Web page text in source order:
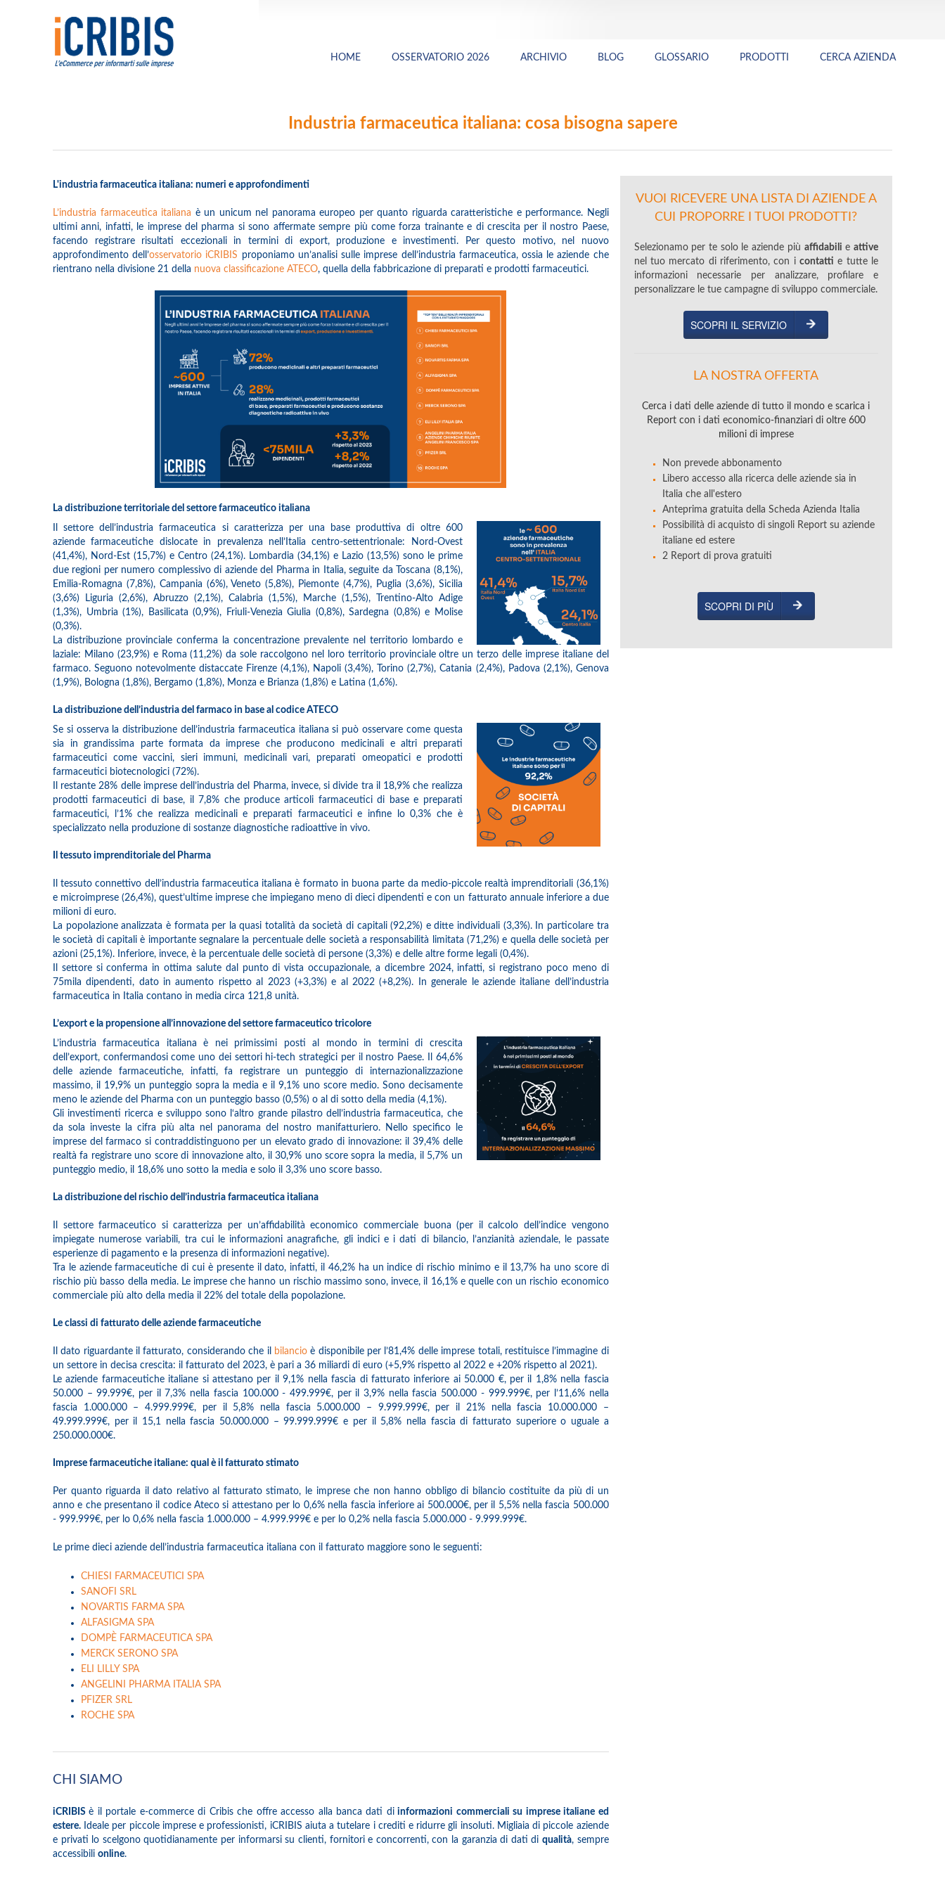
HOME OSSERVATORIO 2026 ARCHIVIO BLOG GLOSSARIO PRODOTTI CERCA AZIENDA
Industria farmaceutica italiana: cosa bisogna sapere
L'industria farmaceutica italiana: numeri e approfondimenti
L’industria farmaceutica italiana è un unicum nel panorama europeo per quanto riguarda caratteristiche e performance. Negli
ultimi anni, infatti, le imprese del pharma si sono affermate sempre più come forza trainante e di crescita per il nostro Paese,
facendo registrare risultati eccezionali in termini di export, produzione e investimenti. Per questo motivo, nel nuovo
approfondimento dell’osservatorio iCRIBIS proponiamo un’analisi sulle imprese dell’industria farmaceutica, ossia le aziende che
rientrano nella divisione 21 della nuova classificazione ATECO, quella della fabbricazione di preparati e prodotti farmaceutici.
La distribuzione territoriale del settore farmaceutico italiana
Il settore dell’industria farmaceutica si caratterizza per una base produttiva di oltre 600
aziende farmaceutiche dislocate in prevalenza nell’Italia centro-settentrionale: Nord-Ovest
(41,4%), Nord-Est (15,7%) e Centro (24,1%). Lombardia (34,1%) e Lazio (13,5%) sono le prime
due regioni per numero complessivo di aziende del Pharma in Italia, seguite da Toscana (8,1%),
Emilia-Romagna (7,8%), Campania (6%), Veneto (5,8%), Piemonte (4,7%), Puglia (3,6%), Sicilia
(3,6%) Liguria (2,6%), Abruzzo (2,1%), Calabria (1,5%), Marche (1,5%), Trentino-Alto Adige
(1,3%), Umbria (1%), Basilicata (0,9%), Friuli-Venezia Giulia (0,8%), Sardegna (0,8%) e Molise
(0,3%).
La distribuzione provinciale conferma la concentrazione prevalente nel territorio lombardo e
laziale: Milano (23,9%) e Roma (11,2%) da sole raccolgono nel loro territorio provinciale oltre un terzo delle imprese italiane del
farmaco. Seguono notevolmente distaccate Firenze (4,1%), Napoli (3,4%), Torino (2,7%), Catania (2,4%), Padova (2,1%), Genova
(1,9%), Bologna (1,8%), Bergamo (1,8%), Monza e Brianza (1,8%) e Latina (1,6%).
La distribuzione dell’industria del farmaco in base al codice ATECO
Se si osserva la distribuzione dell’industria farmaceutica italiana si può osservare come questa
sia in grandissima parte formata da imprese che producono medicinali e altri preparati
farmaceutici come vaccini, sieri immuni, medicinali vari, preparati omeopatici e prodotti
farmaceutici biotecnologici (72%).
Il restante 28% delle imprese dell’industria del Pharma, invece, si divide tra il 18,9% che realizza
prodotti farmaceutici di base, il 7,8% che produce articoli farmaceutici di base e preparati
farmaceutici, l’1% che realizza medicinali e preparati farmaceutici e infine lo 0,3% che è
specializzato nella produzione di sostanze diagnostiche radioattive in vivo.
Il tessuto imprenditoriale del Pharma
Il tessuto connettivo dell’industria farmaceutica italiana è formato in buona parte da medio-piccole realtà imprenditoriali (36,1%)
e microimprese (26,4%), quest’ultime imprese che impiegano meno di dieci dipendenti e con un fatturato annuale inferiore a due
milioni di euro.
La popolazione analizzata è formata per la quasi totalità da società di capitali (92,2%) e ditte individuali (3,3%). In particolare tra
le società di capitali è importante segnalare la percentuale delle società a responsabilità limitata (71,2%) e quella delle società per
azioni (25,1%). Inferiore, invece, è la percentuale delle società di persone (3,3%) e delle altre forme legali (0,4%).
Il settore si conferma in ottima salute dal punto di vista occupazionale, a dicembre 2024, infatti, si registrano poco meno di
75mila dipendenti, dato in aumento rispetto al 2023 (+3,3%) e al 2022 (+8,2%). In generale le aziende italiane dell’industria
farmaceutica in Italia contano in media circa 121,8 unità.
L’export e la propensione all’innovazione del settore farmaceutico tricolore
L’industria farmaceutica italiana è nei primissimi posti al mondo in termini di crescita
dell’export, confermandosi come uno dei settori hi-tech strategici per il nostro Paese. Il 64,6%
delle aziende farmaceutiche, infatti, fa registrare un punteggio di internazionalizzazione
massimo, il 19,9% un punteggio sopra la media e il 9,1% uno score medio. Sono decisamente
meno le aziende del Pharma con un punteggio basso (0,5%) o al di sotto della media (4,1%).
Gli investimenti ricerca e sviluppo sono l‘altro grande pilastro dell’industria farmaceutica, che
da sola investe la cifra più alta nel panorama del nostro manifatturiero. Nello specifico le
imprese del farmaco si contraddistinguono per un elevato grado di innovazione: il 39,4% delle
realtà fa registrare uno score di innovazione alto, il 30,9% uno score sopra la media, il 5,7% un
punteggio medio, il 18,6% uno sotto la media e solo il 3,3% uno score basso.
La distribuzione del rischio dell’industria farmaceutica italiana
Il settore farmaceutico si caratterizza per un’affidabilità economico commerciale buona (per il calcolo dell’indice vengono
impiegate numerose variabili, tra cui le informazioni anagrafiche, gli indici e i dati di bilancio, l’anzianità aziendale, le passate
esperienze di pagamento e la presenza di informazioni negative).
Tra le aziende farmaceutiche di cui è presente il dato, infatti, il 46,2% ha un indice di rischio minimo e il 13,7% ha uno score di
rischio più basso della media. Le imprese che hanno un rischio massimo sono, invece, il 16,1% e quelle con un rischio economico
commerciale più alto della media il 22% del totale della popolazione.
Le classi di fatturato delle aziende farmaceutiche
Il dato riguardante il fatturato, considerando che il bilancioè disponibile per l’81,4% delle imprese totali, restituisce l’immagine di
un settore in decisa crescita: il fatturato del 2023, è pari a 36 miliardi di euro (+5,9% rispetto al 2022 e +20% rispetto al 2021).
Le aziende farmaceutiche italiane si attestano per il 9,1% nella fascia di fatturato inferiore ai 50.000 €, per il 1,8% nella fascia
50.000 – 99.999€, per il 7,3% nella fascia 100.000 - 499.999€, per il 3,9% nella fascia 500.000 - 999.999€, per l’11,6% nella
fascia 1.000.000 – 4.999.999€, per il 5,8% nella fascia 5.000.000 – 9.999.999€, per il 21% nella fascia 10.000.000 –
49.999.999€, per il 15,1 nella fascia 50.000.000 – 99.999.999€ e per il 5,8% nella fascia di fatturato superiore o uguale a
250.000.000€.
Imprese farmaceutiche italiane: qual è il fatturato stimato
Per quanto riguarda il dato relativo al fatturato stimato, le imprese che non hanno obbligo di bilancio costituite da più di un
anno e che presentano il codice Ateco si attestano per lo 0,6% nella fascia inferiore ai 500.000€, per il 5,5% nella fascia 500.000
- 999.999€, per lo 0,6% nella fascia 1.000.000 – 4.999.999€ e per lo 0,2% nella fascia 5.000.000 - 9.999.999€.
Le prime dieci aziende dell’industria farmaceutica italiana con il fatturato maggiore sono le seguenti:
CHIESI FARMACEUTICI SPA
SANOFI SRL
NOVARTIS FARMA SPA
ALFASIGMA SPA
DOMPÈ FARMACEUTICA SPA
MERCK SERONO SPA
ELI LILLY SPA
ANGELINI PHARMA ITALIA SPA
PFIZER SRL
ROCHE SPA
CHI SIAMO
iCRIBISè il portale e-commerce di Cribis che offre accesso alla banca dati diinformazioni commerciali su imprese italiane ed
estere. Ideale per piccole imprese e professionisti, iCRIBIS aiuta a tutelare i crediti e ridurre gli insoluti. Migliaia di piccole aziende
e privati lo scelgono quotidianamente per informarsi su clienti, fornitori e concorrenti, con la garanzia di dati diqualità, sempre
accessibili online.
VUOI RICEVERE UNA LISTA DI AZIENDE A
CUI PROPORRE I TUOI PRODOTTI?
Selezionamo per te solo le aziende più affidabili e attive
nel tuo mercato di riferimento, con icontatti e tutte le
informazioni necessarie per analizzare, profilare e
personalizzare le tue campagne di sviluppo commerciale.
SCOPRI IL SERVIZIO
LA NOSTRA OFFERTA
Cerca i dati delle aziende di tutto il mondo e scarica i
Report con i dati economico-finanziari di oltre 600
milioni di imprese
Non prevede abbonamento
Libero accesso alla ricerca delle aziende sia in
Italia che all'estero
Anteprima gratuita della Scheda Azienda Italia
Possibilità di acquisto di singoli Report su aziende
italiane ed estere
2 Report di prova gratuiti
SCOPRI DI PIÙ